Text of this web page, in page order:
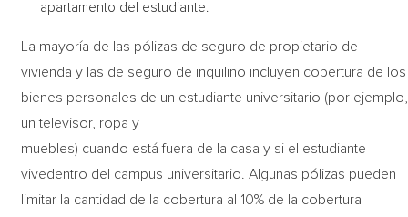
apartamento del estudiante.
La mayoría de las pólizas de seguro de propietario de
vivienda y las de seguro de inquilino incluyen cobertura de los
bienes personales de un estudiante universitario (por ejemplo,
un televisor, ropa y
muebles) cuando está fuera de la casa y si el estudiante
vivedentro del campus universitario. Algunas pólizas pueden
limitar la cantidad de la cobertura al 10% de la cobertura